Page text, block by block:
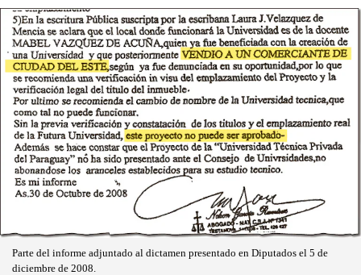
Parte del informe adjuntado al dictamen presentado en Diputados el 5 de
diciembre de 2008.